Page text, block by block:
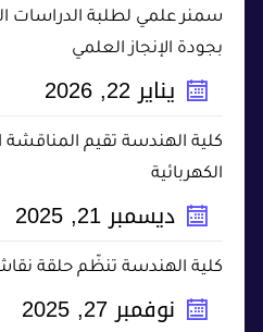
سمنر علمي لطلبة الدراسات
بجودة الإنجاز العلمي
يناير22
,
2026
كلية الهندسة تقيم المناقشة
الكهربائية
ديسمبر21
,
2025
كلية الهندسة تنظّم حلقة
نوفمبر27
,
2025